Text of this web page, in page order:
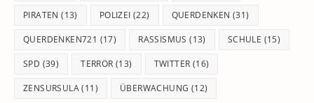
PIRATEN (13) POLIZEI (22) QUERDENKEN (31)
QUERDENKEN721 (17) RASSISMUS (13) SCHULE (15)
SPD (39) TERROR (13) TWITTER (16)
ZENSURSULA(11) ÜBERWACHUNG (12)